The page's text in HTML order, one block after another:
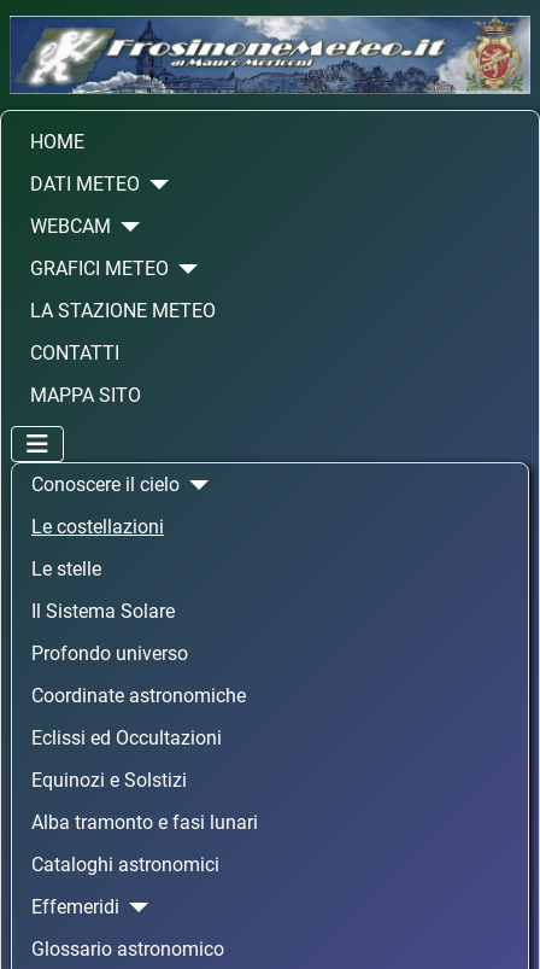
HOME
DATI METEO
WEBCAM
GRAFICI METEO
LA STAZIONE METEO
CONTATTI
MAPPA SITO
Conoscere il cielo
Le costellazioni
Le stelle
Il Sistema Solare
Profondo universo
Coordinate astronomiche
Eclissi ed Occultazioni
Equinozi e Solstizi
Alba tramonto e fasi lunari
Cataloghi astronomici
Effemeridi
Glossario astronomico